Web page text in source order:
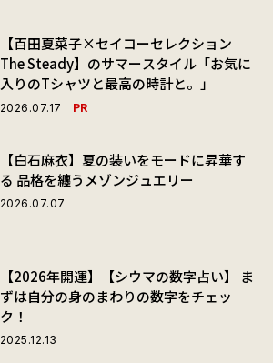
【百田夏菜子×セイコーセレクション
The Steady】のサマースタイル「お気に
入りのTシャツと最高の時計と。」
2026.07.17 PR
【白石麻衣】夏の装いをモードに昇華す
る 品格を纏うメゾンジュエリー
2026.07.07
【2026年開運】【シウマの数字占い】 ま
ずは自分の身のまわりの数字をチェッ
ク！
2025.12.13